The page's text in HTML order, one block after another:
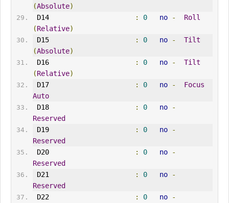
(Absolute)
D14
: 0 no -
Roll
(Relative)
D15
: 0 no -
Tilt
(Absolute)
D16
: 0 no -
Tilt
(Relative)
D17
: 0 no -
Focus
Auto
D18
: 0 no
-
Reserved
D19
: 0 no
-
Reserved
D20
: 0 no
-
Reserved
D21
: 0 no
-
Reserved
D22
: 0 no
-